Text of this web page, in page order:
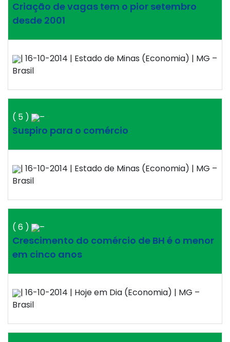
Criação de vagas tem o pior setembro
desde 2001
| 16-10-2014 | Estado de Minas (Economia) | MG –
Brasil
( 5 ) –
Suspiro para o comércio
| 16-10-2014 | Estado de Minas (Economia) | MG –
Brasil
( 6 ) –
Crescimento do comércio de BH é o menor
em cinco anos
| 16-10-2014 | Hoje em Dia (Economia) | MG –
Brasil